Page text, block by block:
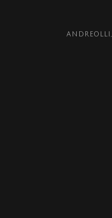
ANDREOLLI